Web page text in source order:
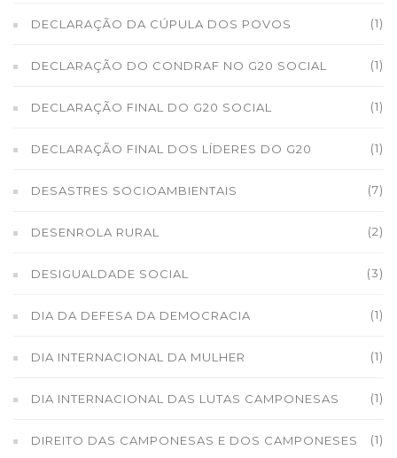
DECLARAÇÃO DA CÚPULA DOS POVOS (1)
DECLARAÇÃO DO CONDRAF NO G20 SOCIAL (1)
DECLARAÇÃO FINAL DO G20 SOCIAL (1)
DECLARAÇÃO FINAL DOS LÍDERES DO G20 (1)
DESASTRES SOCIOAMBIENTAIS (7)
DESENROLA RURAL (2)
DESIGUALDADE SOCIAL (3)
DIA DA DEFESA DA DEMOCRACIA (1)
DIA INTERNACIONAL DA MULHER (1)
DIA INTERNACIONAL DAS LUTAS CAMPONESAS (1)
DIREITO DAS CAMPONESAS E DOS CAMPONESES (1)